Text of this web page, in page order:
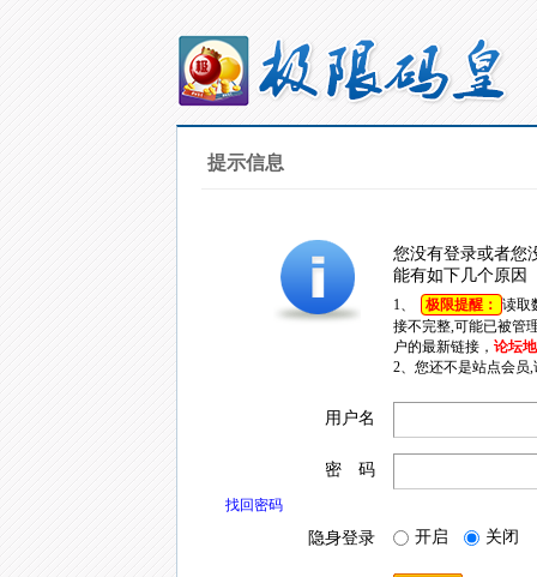
提示信息
您没有登录或者您
能有如下几个原因
1、 极限提醒： 读取
接不完整,可能已被管
户的最新链接， 论坛
2、您还不是站点会员
用户名
密 码
找回密码
隐身登录 开启 关闭